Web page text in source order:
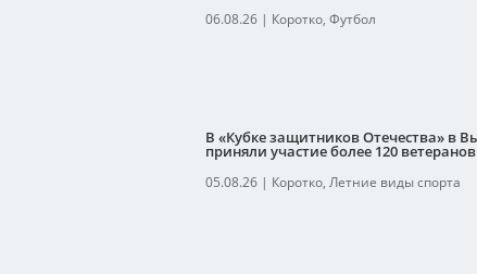
06.08.26| Коротко, Футбол
В «Кубке защитников Отечества» в
приняли участие более 120
05.08.26| Коротко, Летние виды спорта